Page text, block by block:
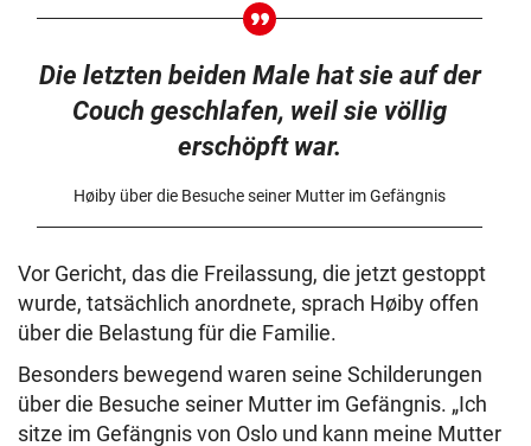
Die letzten beiden Male hat sie auf der
Couch geschlafen, weil sie völlig
erschöpft war.
Høiby über die Besuche seiner Mutter im Gefängnis
Vor Gericht, das die Freilassung, die jetzt gestoppt
wurde, tatsächlich anordnete, sprach Høiby offen
über die Belastung für die Familie.
Besonders bewegend waren seine Schilderungen
über die Besuche seiner Mutter im Gefängnis. „Ich
sitze im Gefängnis von Oslo und kann meine Mutter